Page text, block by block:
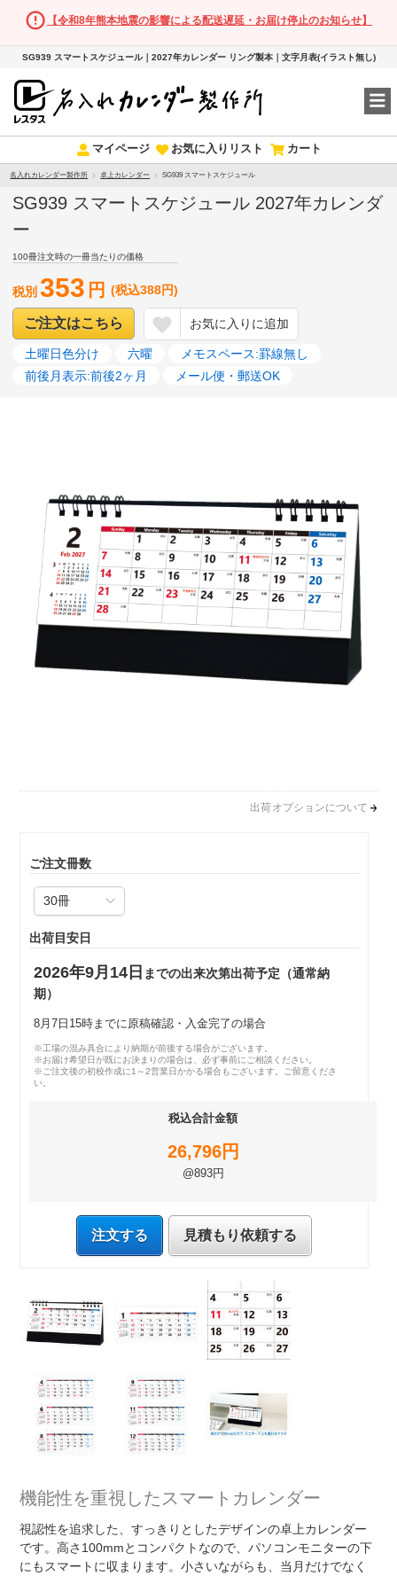
【令和8年熊本地震の影響による配送遅延・お届け停止のお知らせ】
SG939 スマートスケジュール｜2027年カレンダー リング製本｜文字月表(イラスト無し)
マイページ お気に入りリスト カート
名入れカレンダー製作所 卓上カレンダー SG939 スマートスケジュール
SG939 スマートスケジュール 2027年カレンダ
ー
100冊注文時の一冊当たりの価格
税別353 円 (税込388円)
ご注文はこちら お気に入りに追加
土曜日色分け 六曜
メモスペース:罫線無し
前後月表示:前後2ヶ月
メール便・郵送OK
出荷オプションについて
ご注文冊数
出荷目安日
2026年9月14日 までの出来次第出荷予定（通常納
期）
8月7日15時までに原稿確認・入金完了の場合
※工場の混み具合により納期が前後する場合がございます。
※お届け希望日が既にお決まりの場合は、必ず事前にご相談ください。
※ご注文後の初校作成に1～2営業日かかる場合もございます。ご留意くださ
い。
税込合計金額
26,796円
@893円
注文する 見積もり依頼する
機能性を重視したスマートカレンダー
視認性を追求した、すっきりとしたデザインの卓上カレンダー
です。高さ100mmとコンパクトなので、パソコンモニターの下
にもスマートに収まります。小さいながらも、当月だけでなく